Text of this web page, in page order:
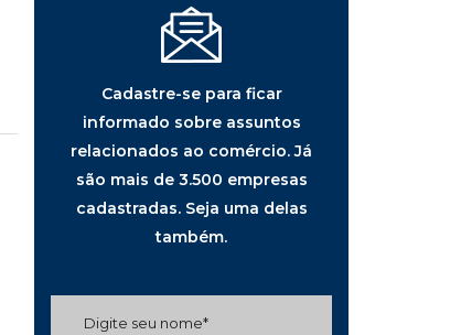
Cadastre-se para ficar
informado sobre assuntos
relacionados ao comércio. Já
são mais de 3.500 empresas
cadastradas. Seja uma delas
também.